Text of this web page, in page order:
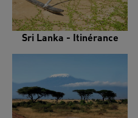
Sri Lanka - Itinérance